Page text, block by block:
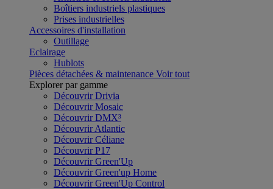
Boîtiers industriels plastiques
Prises industrielles
Accessoires d'installation
Outillage
Eclairage
Hublots
Pièces détachées & maintenance Voir tout
Explorer par gamme
Découvrir Drivia
Découvrir Mosaic
Découvrir DMX³
Découvrir Atlantic
Découvrir Céliane
Découvrir P17
Découvrir Green'Up
Découvrir Green'up Home
Découvrir Green'Up Control